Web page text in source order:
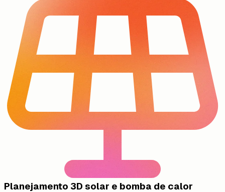
Planejamento 3D solar e bomba de calor